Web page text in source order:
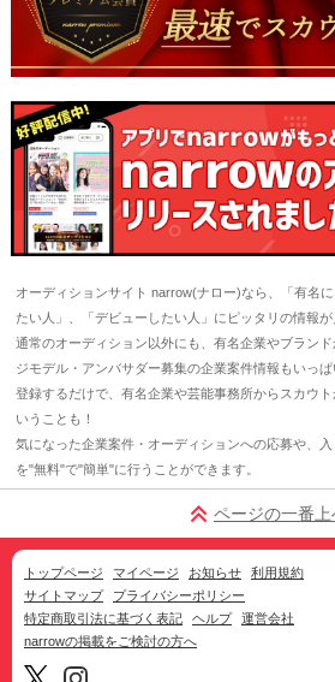
オーディションサイト narrow(ナロー)なら、「有名
たい人」、「デビューしたい人」にピッタリの情報が
通常のオーディション以外にも、有名企業やブラン
ジモデル・アンバサダー募集の企業案件情報もいっぱ
登録するだけで、有名企業や芸能事務所からスカウ
いうことも！
気になった企業案件・オーディションへの応募や、
を"無料"で"簡単"に行うことができます。
ページの一番上
トップページ マイページ お知らせ
利用規約
サイトマップ
プライバシーポリシー
特定商取引法に基づく表記
ヘルプ
運営会社
narrowの掲載をご検討の方へ